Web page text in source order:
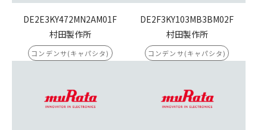
DE2E3KY472MN2AM01F
村田製作所
コンデンサ(キャパシタ)
DE2F3KY103MB3BM02F
村田製作所
コンデンサ(キャパシタ)